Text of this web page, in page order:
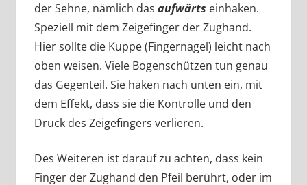
der Sehne, nämlich das aufwärts einhaken.
Speziell mit dem Zeigefinger der Zughand.
Hier sollte die Kuppe (Fingernagel) leicht nach
oben weisen. Viele Bogenschützen tun genau
das Gegenteil. Sie haken nach unten ein, mit
dem Effekt, dass sie die Kontrolle und den
Druck des Zeigefingers verlieren.
Des Weiteren ist darauf zu achten, dass kein
Finger der Zughand den Pfeil berührt, oder im